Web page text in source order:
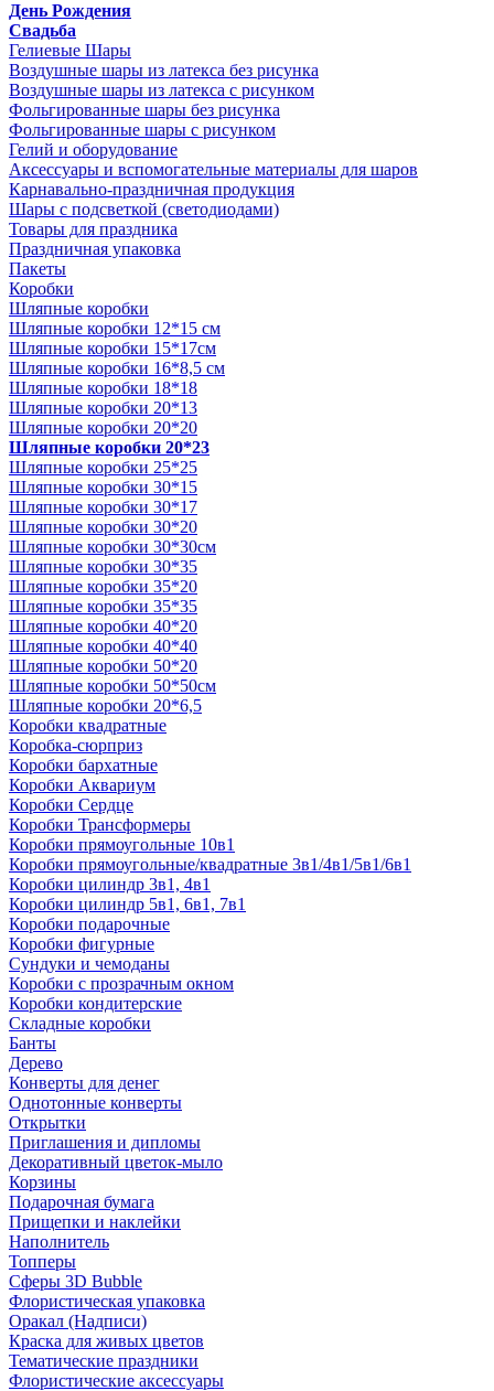
День Рождения
Свадьба
Гелиевые Шары
Воздушные шары из латекса без рисунка
Воздушные шары из латекса с рисунком
Фольгированные шары без рисунка
Фольгированные шары с рисунком
Гелий и оборудование
Аксессуары и вспомогательные материалы для шаров
Карнавально-праздничная продукция
Шары с подсветкой (светодиодами)
Товары для праздника
Праздничная упаковка
Пакеты
Коробки
Шляпные коробки
Шляпные коробки 12*15 см
Шляпные коробки 15*17см
Шляпные коробки 16*8,5 см
Шляпные коробки 18*18
Шляпные коробки 20*13
Шляпные коробки 20*20
Шляпные коробки 20*23
Шляпные коробки 25*25
Шляпные коробки 30*15
Шляпные коробки 30*17
Шляпные коробки 30*20
Шляпные коробки 30*30см
Шляпные коробки 30*35
Шляпные коробки 35*20
Шляпные коробки 35*35
Шляпные коробки 40*20
Шляпные коробки 40*40
Шляпные коробки 50*20
Шляпные коробки 50*50см
Шляпные коробки 20*6,5
Коробки квадратные
Коробка-сюрприз
Коробки бархатные
Коробки Аквариум
Коробки Сердце
Коробки Трансформеры
Коробки прямоугольные 10в1
Коробки прямоугольные/квадратные 3в1/4в1/5в1/6в1
Коробки цилиндр 3в1, 4в1
Коробки цилиндр 5в1, 6в1, 7в1
Коробки подарочные
Коробки фигурные
Сундуки и чемоданы
Коробки с прозрачным окном
Коробки кондитерские
Складные коробки
Банты
Дерево
Конверты для денег
Однотонные конверты
Открытки
Приглашения и дипломы
Декоративный цветок-мыло
Корзины
Подарочная бумага
Прищепки и наклейки
Наполнитель
Топперы
Сферы 3D Bubble
Флористическая упаковка
Оракал (Надписи)
Краска для живых цветов
Тематические праздники
Флористические аксессуары